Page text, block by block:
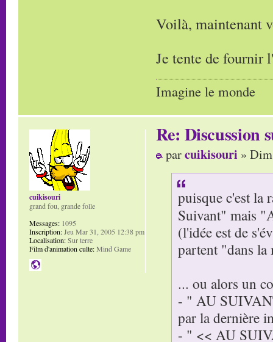
Voilà, maintenant
Je tente de fournir
Imagine le monde
Re: Discussion
parcuikisouri »
puisque c'est la
Suivant" mais
(l'idée est de
partent "dans
... ou alors un
- " AU
par la dernière
- " << AU
cuikisouri
grand fou, grande folle
Messages: 1095
Inscription:Jeu Mar 31, 2005 12:38 pm
Localisation:Sur terre
Film d'animation culte:Mind Game